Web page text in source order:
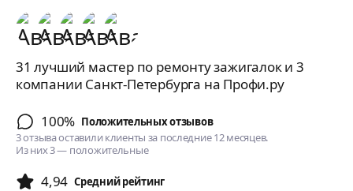
31 лучший мастер по ремонту зажигалок и 3
компании Санкт-Петербурга на Профи.ру
100% Положительных отзывов
3 отзыва оставили клиенты за последние 12 месяцев.
Из них 3 — положительные
4,94 Cредний рейтинг